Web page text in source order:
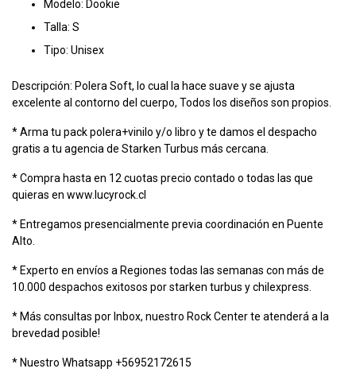
Modelo: Dookie
Talla: S
Tipo: Unisex
Descripción: Polera Soft, lo cual la hace suave y se ajusta
excelente al contorno del cuerpo, Todos los diseños son propios.
* Arma tu pack polera+vinilo y/o libro y te damos el despacho
gratis a tu agencia de Starken Turbus más cercana.
* Compra hasta en 12 cuotas precio contado o todas las que
quieras en www.lucyrock.cl
* Entregamos presencialmente previa coordinación en Puente
Alto.
* Experto en envíos a Regiones todas las semanas con más de
10.000 despachos exitosos por starken turbus y chilexpress.
* Más consultas por Inbox, nuestro Rock Center te atenderá a la
brevedad posible!
* Nuestro Whatsapp +56952172615